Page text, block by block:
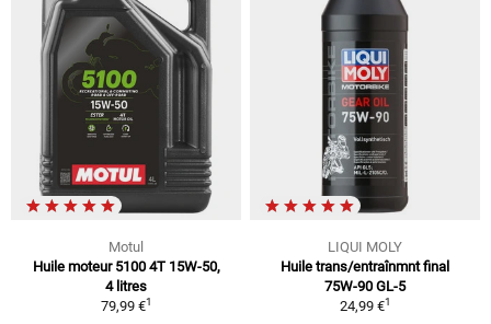
Motul
Huile moteur 5100 4T 15W-50,
4 litres
79,99 €1
LIQUI MOLY
Huile trans/entraînmnt final
75W-90 GL-5
24,99 €1